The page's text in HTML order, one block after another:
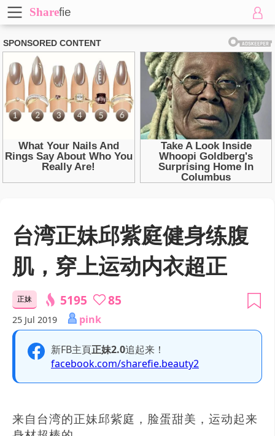
Sharefie
台湾正妹邱紫庭健身练腹
肌，穿上运动内衣超正
正妹 5195 85
25 Jul 2019 pink
新FB主頁正妹2.0追起来！
facebook.com/sharefie.beauty2
来自台湾的正妹邱紫庭，脸蛋甜美，运动起来